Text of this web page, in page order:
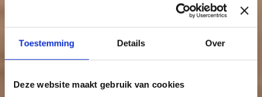
Toestemming Details Over
Deze website maakt gebruik van cookies